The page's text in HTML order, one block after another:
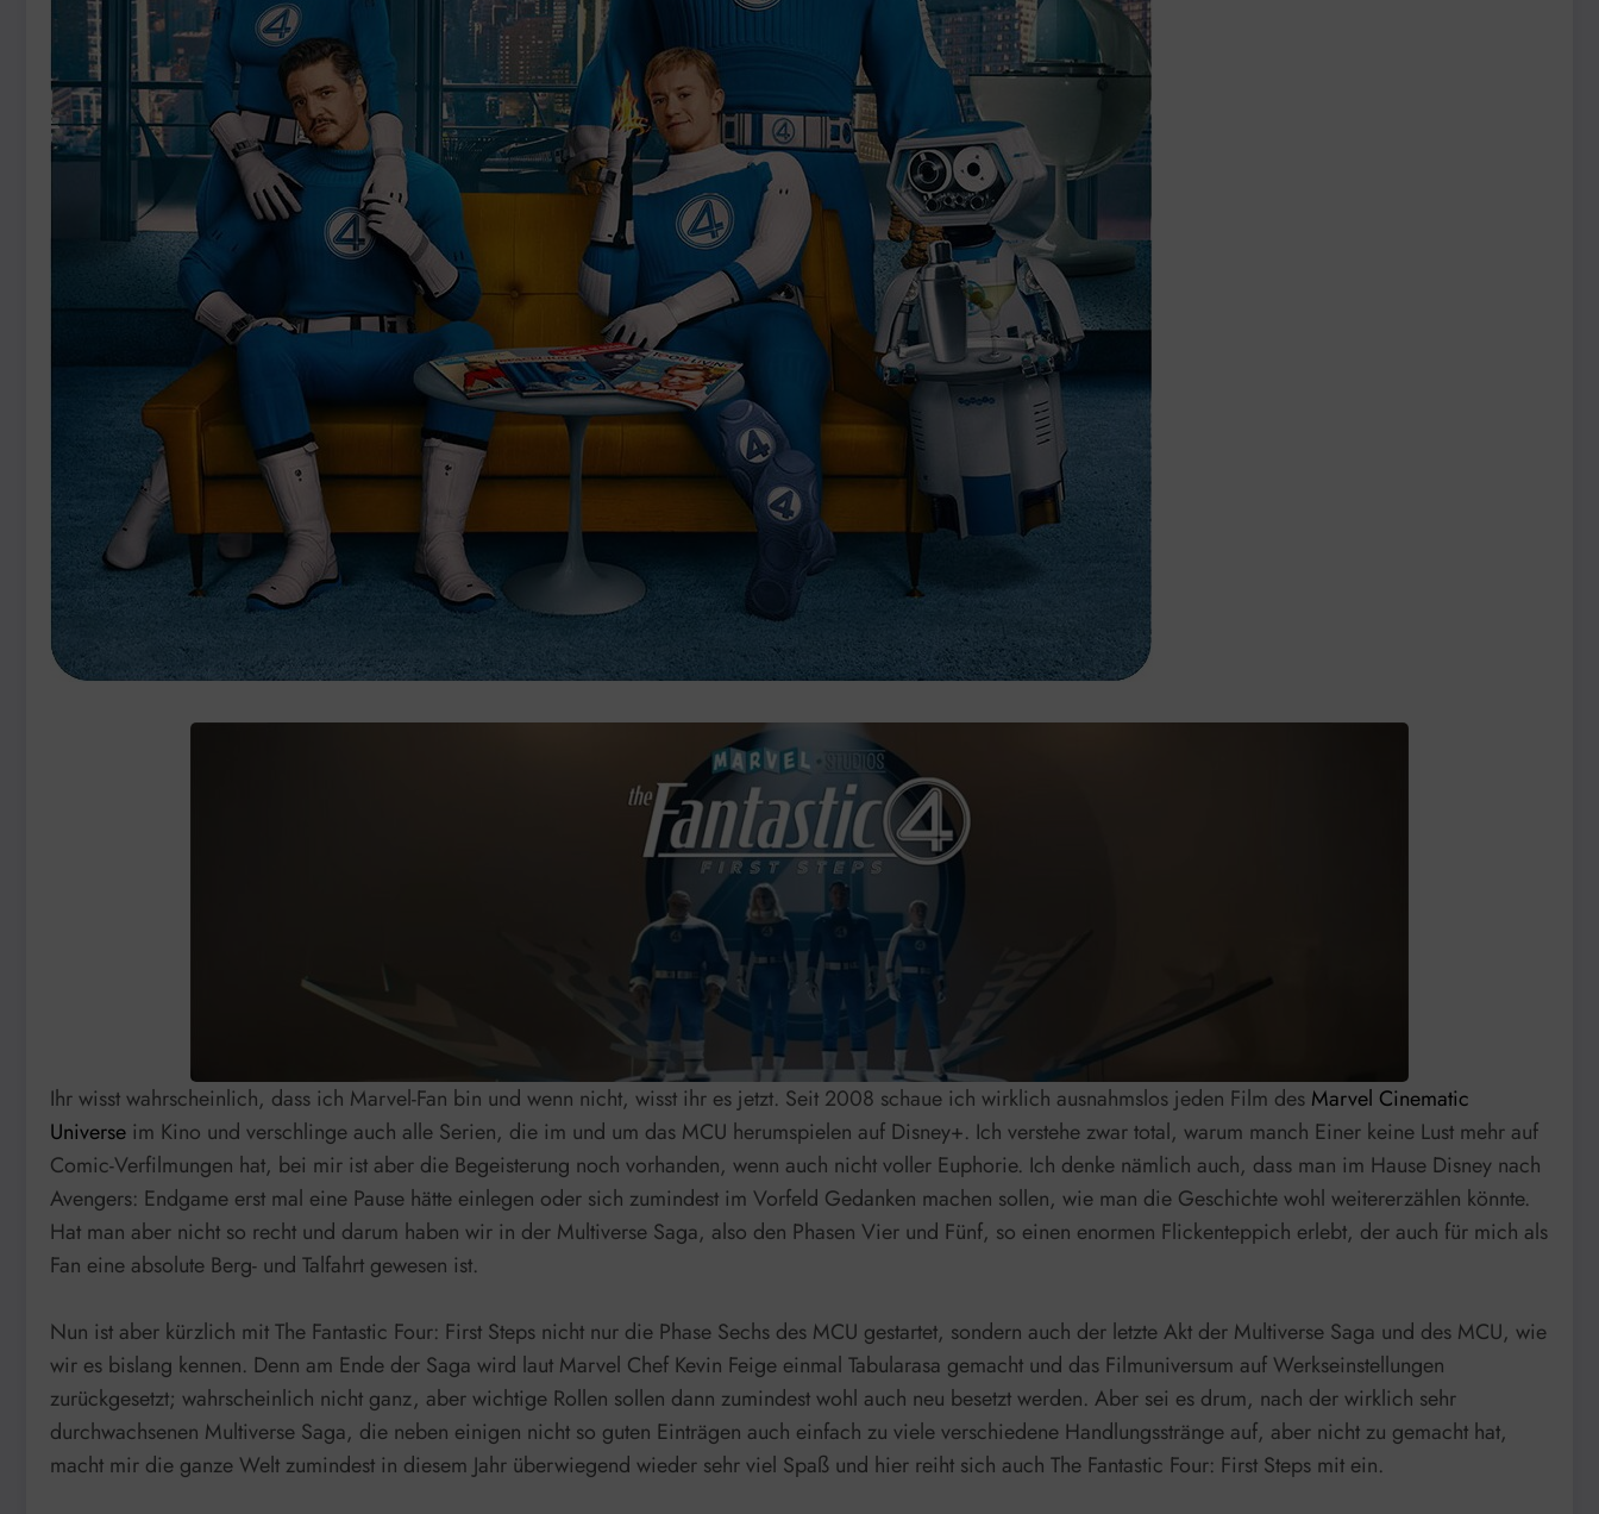
Ihr wisst wahrscheinlich, dass ich Marvel-Fan bin und wenn nicht, wisst ihr es jetzt. Seit 2008 schaue ich wirklich ausnahmslos jeden Film des Marvel Cinematic
Universe im Kino und verschlinge auch alle Serien, die im und um das MCU herumspielen auf Disney+. Ich verstehe zwar total, warum manch Einer keine Lust mehr auf
Comic-Verfilmungen hat, bei mir ist aber die Begeisterung noch vorhanden, wenn auch nicht voller Euphorie. Ich denke nämlich auch, dass man im Hause Disney nach
Avengers: Endgame erst mal eine Pause hätte einlegen oder sich zumindest im Vorfeld Gedanken machen sollen, wie man die Geschichte wohl weitererzählen könnte.
Hat man aber nicht so recht und darum haben wir in der Multiverse Saga, also den Phasen Vier und Fünf, so einen enormen Flickenteppich erlebt, der auch für mich als
Fan eine absolute Berg- und Talfahrt gewesen ist.
Nun ist aber kürzlich mit The Fantastic Four: First Steps nicht nur die Phase Sechs des MCU gestartet, sondern auch der letzte Akt der Multiverse Saga und des MCU, wie
wir es bislang kennen. Denn am Ende der Saga wird laut Marvel Chef Kevin Feige einmal Tabularasa gemacht und das Filmuniversum auf Werkseinstellungen
zurückgesetzt; wahrscheinlich nicht ganz, aber wichtige Rollen sollen dann zumindest wohl auch neu besetzt werden. Aber sei es drum, nach der wirklich sehr
durchwachsenen Multiverse Saga, die neben einigen nicht so guten Einträgen auch einfach zu viele verschiedene Handlungsstränge auf, aber nicht zu gemacht hat,
macht mir die ganze Welt zumindest in diesem Jahr überwiegend wieder sehr viel Spaß und hier reiht sich auch The Fantastic Four: First Steps mit ein.